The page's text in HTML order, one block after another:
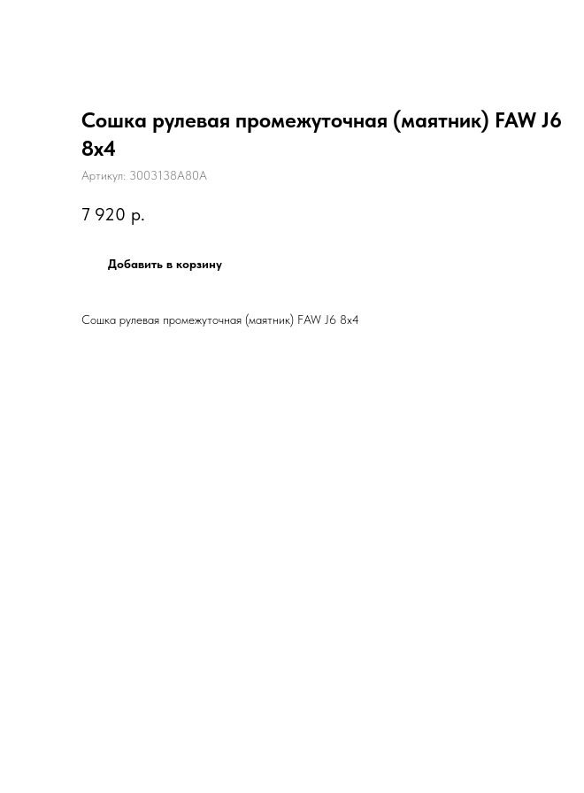
Сошка рулевая промежуточная (маятник) FAW J6
8х4
Артикул: 3003138A80A
7 920 р.
Добавить в корзину
Сошка рулевая промежуточная (маятник) FAW J6 8х4